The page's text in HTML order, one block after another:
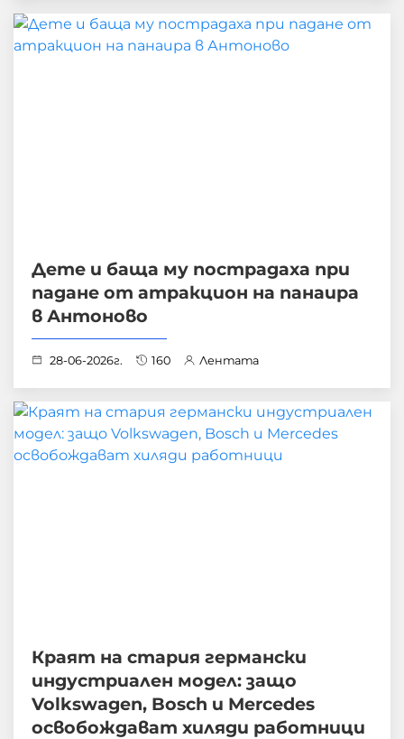
Дете и баща му пострадаха при
падане от атракцион на панаира
в Антоново
28-06-2026г. 160 Лентата
Краят на стария германски
индустриален модел: защо
Volkswagen, Bosch и Mercedes
освобождават хиляди работници